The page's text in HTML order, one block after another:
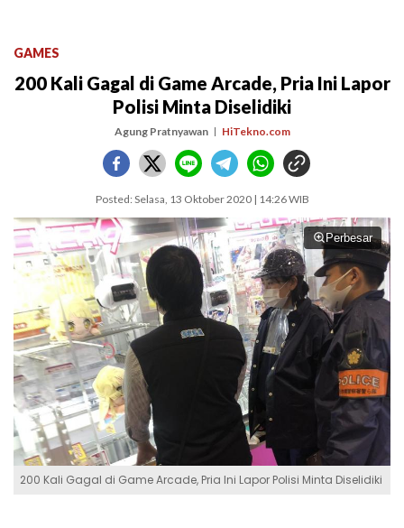
GAMES
200 Kali Gagal di Game Arcade, Pria Ini Lapor
Polisi Minta Diselidiki
Agung Pratnyawan HiTekno.com
Posted: Selasa, 13 Oktober 2020 | 14:26 WIB
Perbesar
200 Kali Gagal di Game Arcade, Pria Ini Lapor Polisi Minta Diselidiki